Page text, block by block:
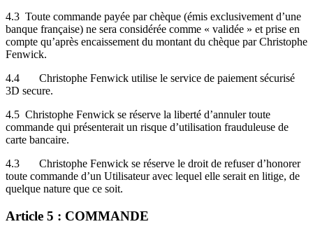
4.3 Toute commande payée par chèque (émis exclusivement d’une
banque française) ne sera considérée comme « validée » et prise en
compte qu’après encaissement du montant du chèque par Christophe
Fenwick.
4.4 Christophe Fenwick utilise le service de paiement sécurisé
3D secure.
4.5 Christophe Fenwick se réserve la liberté d’annuler toute
commande qui présenterait un risque d’utilisation frauduleuse de
carte bancaire.
4.3 Christophe Fenwick se réserve le droit de refuser d’honorer
toute commande d’un Utilisateur avec lequel elle serait en litige, de
quelque nature que ce soit.
Article 5 : COMMANDE